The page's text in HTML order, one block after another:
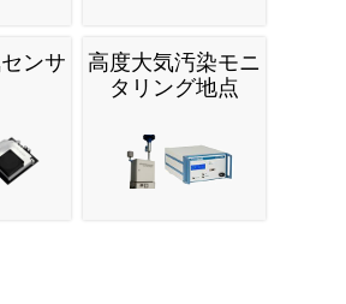
ンサ
高度大気汚染モニ
タリング地点